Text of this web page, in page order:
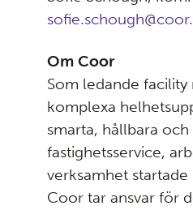
Om Coor
Som ledande
komplexa
smarta, hållbara
fastighetsservice,
verksamhet
Coor tar ansvar för